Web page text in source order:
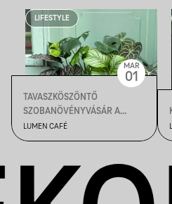
LIFESTYLE
TAVASZKÖSZÖNTŐ
SZOBANÖVÉNYVÁSÁR A
LUMENBEN
LUMEN CAFÉ
MAR
01